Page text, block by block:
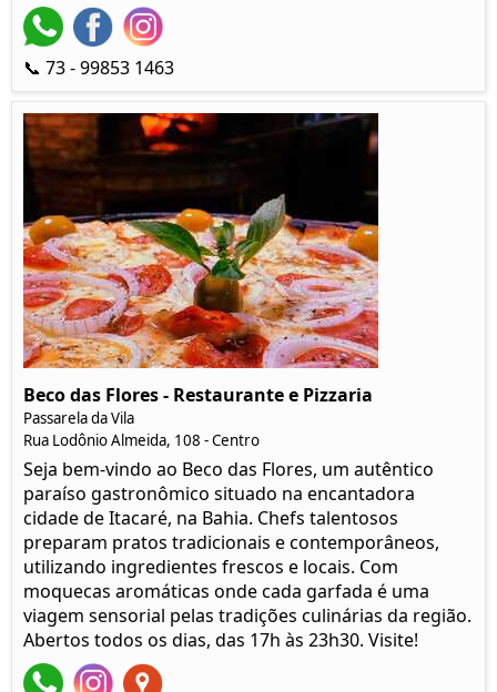
📞 73 - 99853 1463
Beco das Flores - Restaurante e Pizzaria
Passarela da Vila
Rua Lodônio Almeida, 108 - Centro
Seja bem-vindo ao Beco das Flores, um autêntico
paraíso gastronômico situado na encantadora
cidade de Itacaré, na Bahia. Chefs talentosos
preparam pratos tradicionais e contemporâneos,
utilizando ingredientes frescos e locais. Com
moquecas aromáticas onde cada garfada é uma
viagem sensorial pelas tradições culinárias da região.
Abertos todos os dias, das 17h às 23h30. Visite!